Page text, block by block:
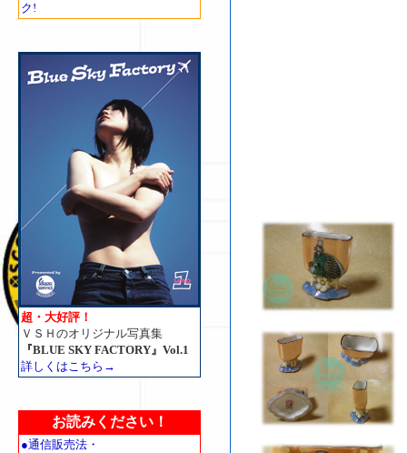
ク!
超・大好評！
ＶＳＨのオリジナル写真集
『BLUE SKY FACTORY』Vol.1
詳しくはこちら→
お読みください！
●通信販売法・